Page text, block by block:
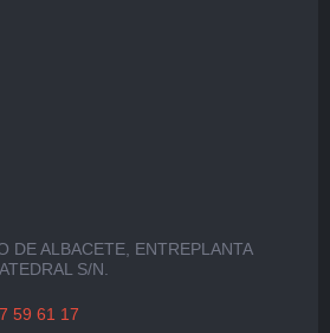
DE ALBACETE, ENTREPLANTA
S/N.
59 61 17